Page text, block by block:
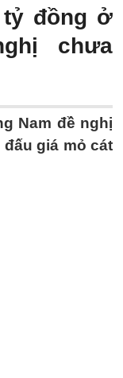
đồng ở
chưa
Nam đề nghị
giá mỏ cát